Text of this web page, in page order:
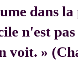
dans
n'est
voit. »